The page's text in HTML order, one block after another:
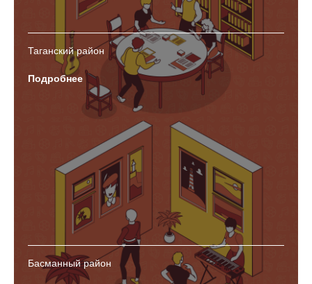
Таганский район
Подробнее
Басманный район